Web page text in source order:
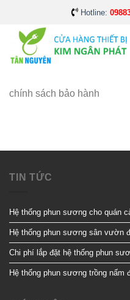
content
Hotline:
chính sách bảo hành
TIN TỨC
Hệ thống phun sương cho quán
Hệ thống phun sương sân vườn
Chi phí lắp đặt hệ thống phun
Hệ thống phun sương trồng nấm